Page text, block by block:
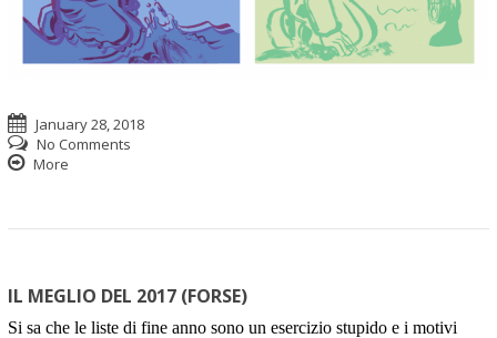
January 28, 2018
No Comments
More
IL MEGLIO DEL 2017 (FORSE)
Si sa che le liste di fine anno sono un esercizio stupido e i motivi